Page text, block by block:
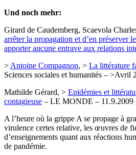
Und noch mehr:
Girard de Caudemberg, Scaevola
arrêter la propagation et d’en préserver
apporter aucune entrave aux relations
> Antoine Compagnon, > La littérature
Sciences sociales et humanités – >Avril
Mathilde Gérard, > Epidémies et
contagieuse – LE MONDE – 11.9.2009
A l’heure où la grippe A se propage à
virulence certes relative, les œuvres de
d’enseignements quant aux réactions
de pandémie.